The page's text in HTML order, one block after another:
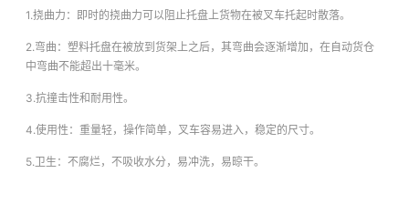
1.挠曲力：即时的挠曲力可以阻止托盘上货物在被叉车托起时散落。
2.弯曲：塑料托盘在被放到货架上之后，其弯曲会逐渐增加，在自动货仓
中弯曲不能超出十毫米。
3.抗撞击性和耐用性。
4.使用性：重量轻，操作简单，叉车容易进入，稳定的尺寸。
5.卫生：不腐烂，不吸收水分，易冲洗，易晾干。